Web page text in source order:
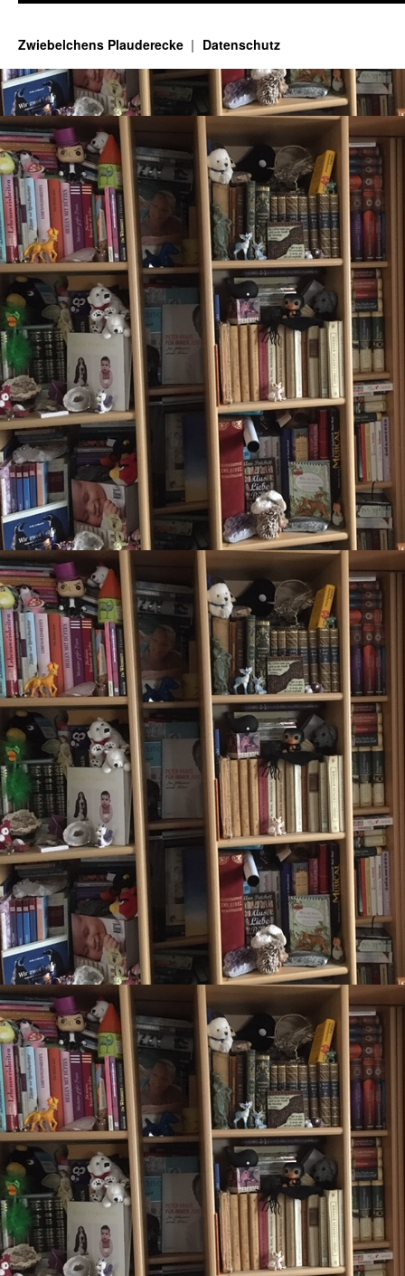
Zwiebelchens Plauderecke Datenschutz